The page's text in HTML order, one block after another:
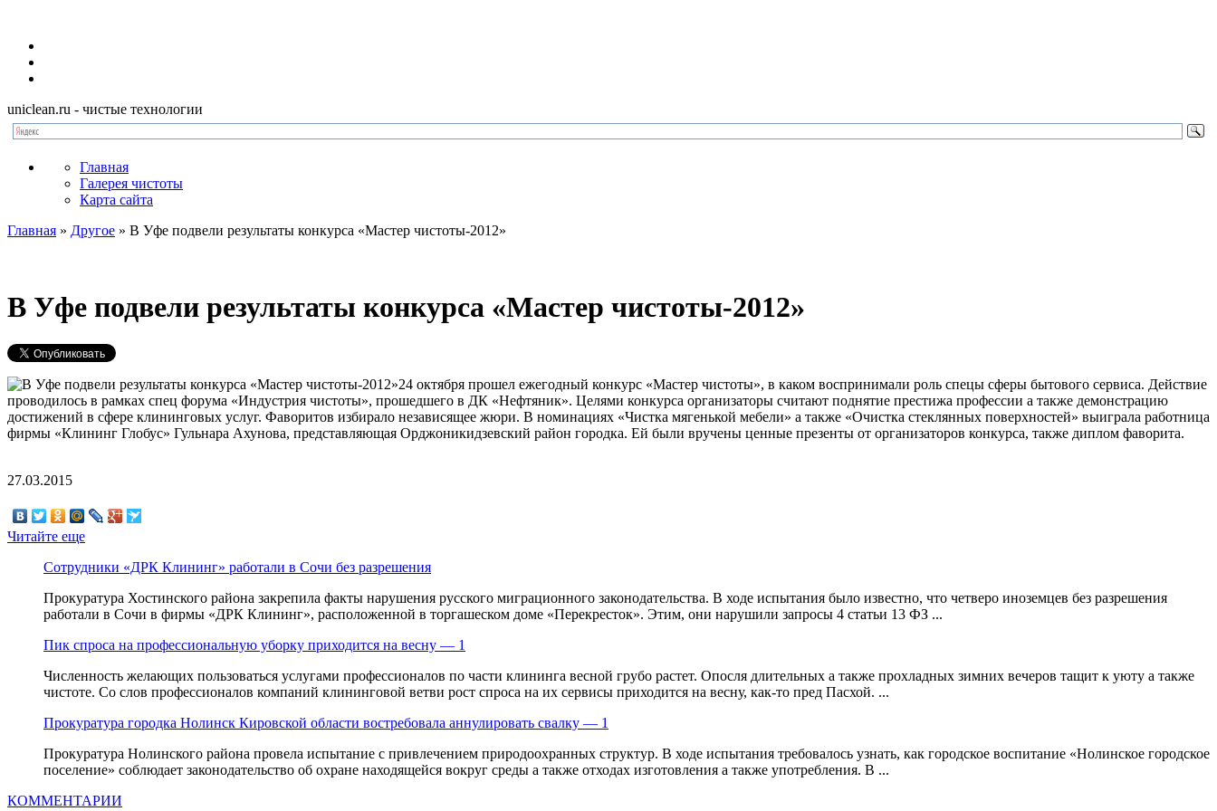
uniclean.ru - чистые технологии
Главная
Галерея чистоты
Карта сайта
Главная » Другое » В Уфе подвели результаты конкурса «Мастер чистоты-2012»
В Уфе подвели результаты конкурса «Мастер чистоты-2012»
24 октября прошел ежегодный конкурс «Мастер чистоты», в каком воспринимали роль спецы сферы бытового сервиса. Действие
проводилось в рамках спец форума «Индустрия чистоты», прошедшего в ДК «Нефтяник». Целями конкурса организаторы считают поднятие престижа профессии а также демонстрацию
достижений в сфере клининговых услуг. Фаворитов избирало независящее жюри. В номинациях «Чистка мягенькой мебели» а также «Очистка стеклянных поверхностей» выиграла работница
фирмы «Клининг Глобус» Гульнара Ахунова, представляющая Орджоникидзевский район городка. Ей были вручены ценные презенты от организаторов конкурса, также диплом фаворита.
27.03.2015
Читайте еще
Сотрудники «ДРК Клининг» работали в Сочи без разрешения
Прокуратура Хостинского района закрепила факты нарушения русского миграционного законодательства. В ходе испытания было известно, что четверо иноземцев без разрешения
работали в Сочи в фирмы «ДРК Клининг», расположенной в торгашеском доме «Перекресток». Этим, они нарушили запросы 4 статьи 13 ФЗ ...
Пик спроса на профессиональную уборку приходится на весну — 1
Численность желающих пользоваться услугами профессионалов по части клининга весной грубо растет. Опосля длительных а также прохладных зимних вечеров тащит к уюту а также
чистоте. Со слов профессионалов компаний клининговой ветви рост спроса на их сервисы приходится на весну, как-то пред Пасхой. ...
Прокуратура городка Нолинск Кировской области востребовала аннулировать свалку — 1
Прокуратура Нолинского района провела испытание с привлечением природоохранных структур. В ходе испытания требовалось узнать, как городское воспитание «Нолинское городское
поселение» соблюдает законодательство об охране находящейся вокруг среды а также отходах изготовления а также употребления. В ...
КОММЕНТАРИИ